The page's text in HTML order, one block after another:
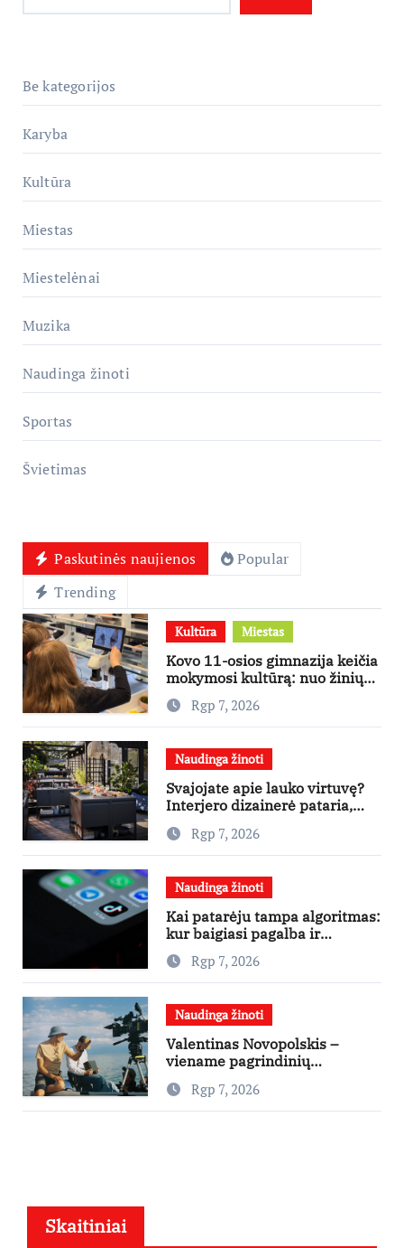
Be kategorijos
Karyba
Kultūra
Miestas
Miestelėnai
Muzika
Naudinga žinoti
Sportas
Švietimas
Paskutinės naujienos
Popular
Trending
Kultūra Miestas
Kovo 11-osios gimnazija keičia
mokymosi kultūrą: nuo žinių
kaupimo – prie jų supratimo ir
taikymo
Rgp 7, 2026
Naudinga žinoti
Svajojate apie lauko virtuvę?
Interjero dizainerė pataria,
nuo ko pradėti
Rgp 7, 2026
Naudinga žinoti
Kai patarėju tampa algoritmas:
kur baigiasi pagalba ir
prasideda reklama?
Rgp 7, 2026
Naudinga žinoti
Valentinas Novopolskis –
viename pagrindinių
vaidmenų penkių šalių filme
„Nugalėtoja“: Lietuvos kino
teatruose – nuo rugpjūčio 7-
Rgp 7, 2026
Skaitiniai